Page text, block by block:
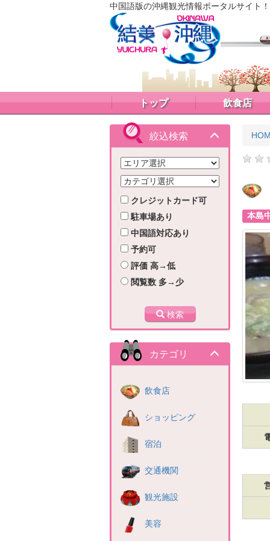
中国語版の沖縄観光情報ポータルサイト
トップ 飲食店
絞込検索
クレジットカード可
駐車場あり
中国語対応あり
予約可
評価 高→低
閲覧数 多→少
検索
カテゴリ
飲食店
ショッピング
宿泊
交通機関
観光施設
美容
本島